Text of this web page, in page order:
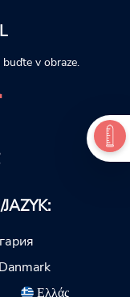
v obraze.
Ελλάς